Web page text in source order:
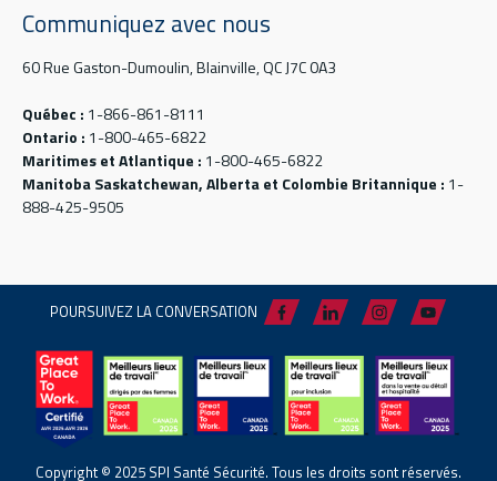
Communiquez avec nous
60 Rue Gaston-Dumoulin, Blainville, QC J7C 0A3
Québec : 1-866-861-8111
Ontario : 1-800-465-6822
Maritimes et Atlantique : 1-800-465-6822
Manitoba Saskatchewan, Alberta et Colombie Britannique : 1-
888-425-9505
POURSUIVEZ LA CONVERSATION
Copyright © 2025 SPI Santé Sécurité. Tous les droits sont réservés.